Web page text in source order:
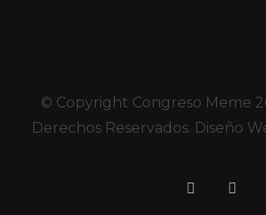
© Copyright Congreso Meme
Derechos Reservados. Diseño